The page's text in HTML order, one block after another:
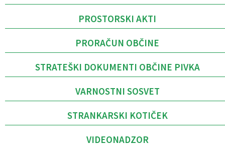
PROSTORSKI AKTI
PRORAČUN OBČINE
STRATEŠKI DOKUMENTI OBČINE PIVKA
VARNOSTNI SOSVET
STRANKARSKI KOTIČEK
VIDEONADZOR